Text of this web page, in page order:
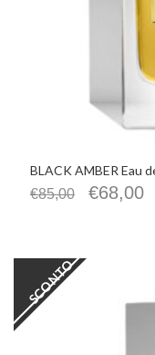
BLACK AMBER Eau
€85,00 €68,00
SCONTO